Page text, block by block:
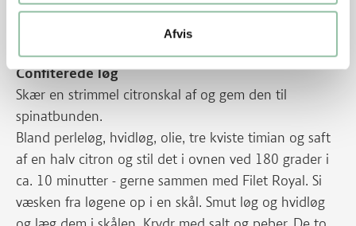
Afvis
bliver mest sprødt, hvis olien står halvt op om
pølserne under stegningen.
Confiterede løg
Skær en strimmel citronskal af og gem den til
spinatbunden.
Bland perleløg, hvidløg, olie, tre kviste timian og saft
af en halv citron og stil det i ovnen ved 180 grader i
ca. 10 minutter - gerne sammen med Filet Royal. Si
væsken fra løgene op i en skål. Smut løg og hvidløg